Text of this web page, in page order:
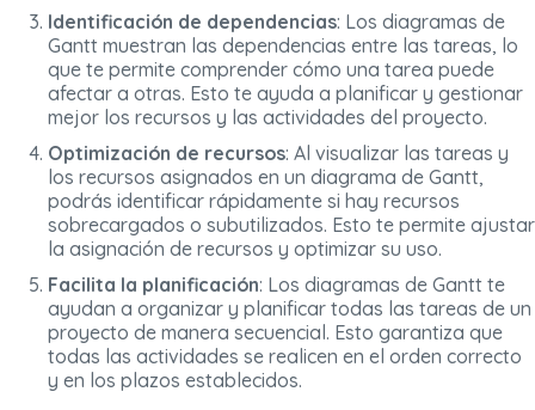
Identificación de dependencias: Los diagramas de
Gantt muestran las dependencias entre las tareas, lo
que te permite comprender cómo una tarea puede
afectar a otras. Esto te ayuda a planificar y gestionar
mejor los recursos y las actividades del proyecto.
Optimización de recursos: Al visualizar las tareas y
los recursos asignados en un diagrama de Gantt,
podrás identificar rápidamente si hay recursos
sobrecargados o subutilizados. Esto te permite ajustar
la asignación de recursos y optimizar su uso.
Facilita la planificación: Los diagramas de Gantt te
ayudan a organizar y planificar todas las tareas de un
proyecto de manera secuencial. Esto garantiza que
todas las actividades se realicen en el orden correcto
y en los plazos establecidos.